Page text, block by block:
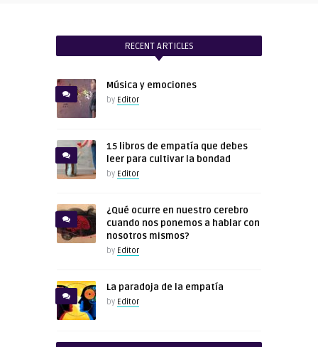
RECENT ARTICLES
Música y emociones
by Editor
15 libros de empatía que debes
leer para cultivar la bondad
by Editor
¿Qué ocurre en nuestro cerebro
cuando nos ponemos a hablar con
nosotros mismos?
by Editor
La paradoja de la empatía
by Editor